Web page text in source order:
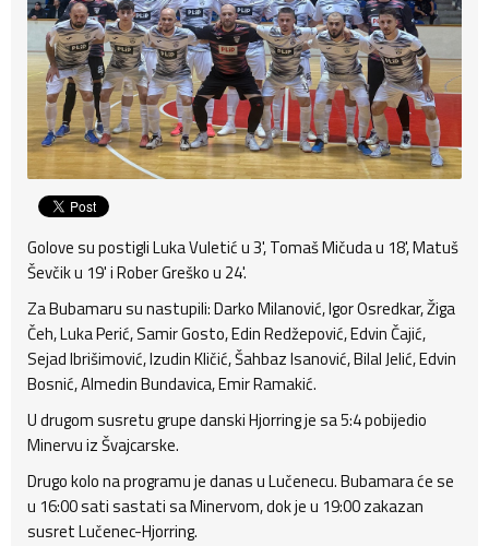
Golove su postigli Luka Vuletić u 3', Tomaš Mičuda u 18', Matuš
Ševčik u 19' i Rober Greško u 24'.
Za Bubamaru su nastupili: Darko Milanović, Igor Osredkar, Žiga
Čeh, Luka Perić, Samir Gosto, Edin Redžepović, Edvin Čajić,
Sejad Ibrišimović, Izudin Kličić, Šahbaz Isanović, Bilal Jelić, Edvin
Bosnić, Almedin Bundavica, Emir Ramakić.
U drugom susretu grupe danski Hjorring je sa 5:4 pobijedio
Minervu iz Švajcarske.
Drugo kolo na programu je danas u Lučenecu. Bubamara će se
u 16:00 sati sastati sa Minervom, dok je u 19:00 zakazan
susret Lučenec-Hjorring.